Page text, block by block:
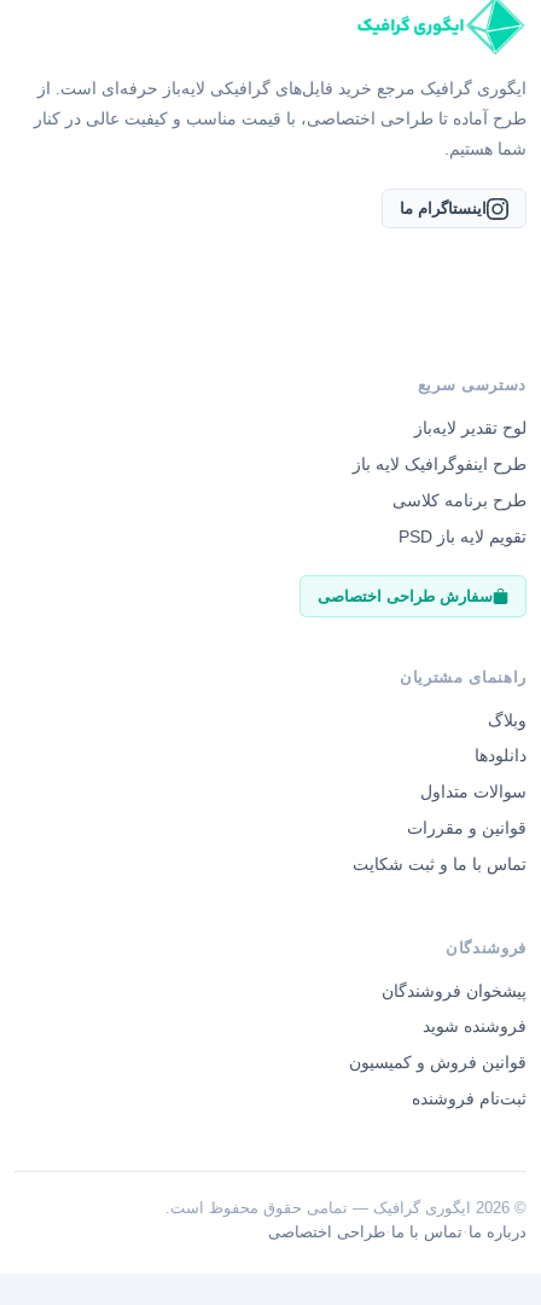
ایگوری گرافیک مرجع خرید فایل‌های گرافیکی لایه‌باز حرفه‌ای است. از
طرح آماده تا طراحی اختصاصی، با قیمت مناسب و کیفیت عالی در کنار
شما هستیم.
اینستاگرام ما
دسترسی سریع
لوح تقدیر لایه‌باز
طرح اینفوگرافیک لایه باز
طرح برنامه کلاسی
تقویم لایه باز PSD
سفارش طراحی اختصاصی
راهنمای مشتریان
وبلاگ
دانلودها
سوالات متداول
قوانین و مقررات
تماس با ما و ثبت شکایت
فروشندگان
پیشخوان فروشندگان
فروشنده شوید
قوانین فروش و کمیسیون
ثبت‌نام فروشنده
© 2026 ایگوری گرافیک — تمامی حقوق محفوظ است.
درباره ما ·تماس با ما ·طراحی اختصاصی